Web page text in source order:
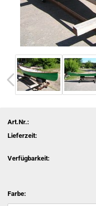
Art.Nr.:
Lieferzeit:
Verfügbarkeit:
Farbe: